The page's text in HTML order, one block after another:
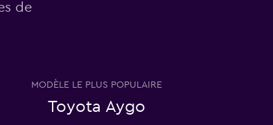
de
MODÈLE LE PLUS POPULAIRE
Toyota Aygo